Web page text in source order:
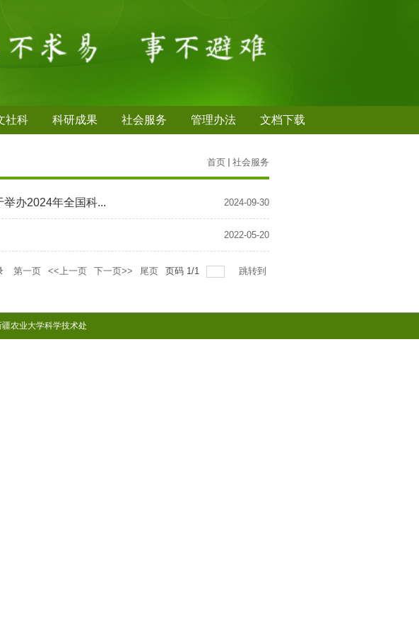
社科 科研成果 社会服务 管理办法 文档下载
首页 社会服务
办2024年全国科... 2024-09-30
2022-05-20
第一页 <<上一页 下一页>> 尾页 页码 1/1 跳转到
疆农业大学科学技术处